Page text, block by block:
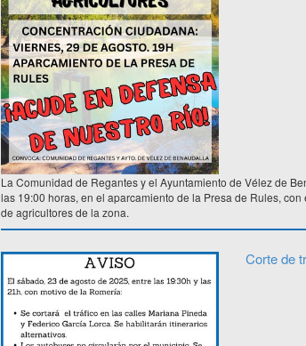
La Comunidad de Regantes y el Ayuntamiento de Vélez de
las 19:00 horas, en el aparcamiento de la Presa de Rules,
de agricultores de la zona.
Corte de